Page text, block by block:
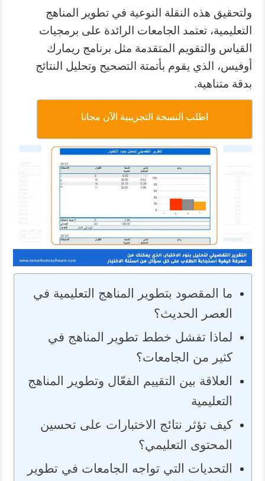
ولتحقيق هذه النقلة النوعية في تطوير المناهج
التعليمية، تعتمد الجامعات الرائدة على برمجيات
القياس والتقويم المتقدمة مثل برنامج ريمارك
أوفيس، الذي يقوم بأتمتة التصحيح وتحليل النتائج
بدقة متناهية.
اطلب النسخة التجريبية الآن مجانا
ما المقصود بتطوير المناهج التعليمية في
العصر الحديث؟
لماذا تفشل خطط تطوير المناهج في
كثير من الجامعات؟
العلاقة بين التقييم الفعّال وتطوير المناهج
التعليمية
كيف تؤثر نتائج الاختبارات على تحسين
المحتوى التعليمي؟
التحديات التي تواجه الجامعات في تطوير